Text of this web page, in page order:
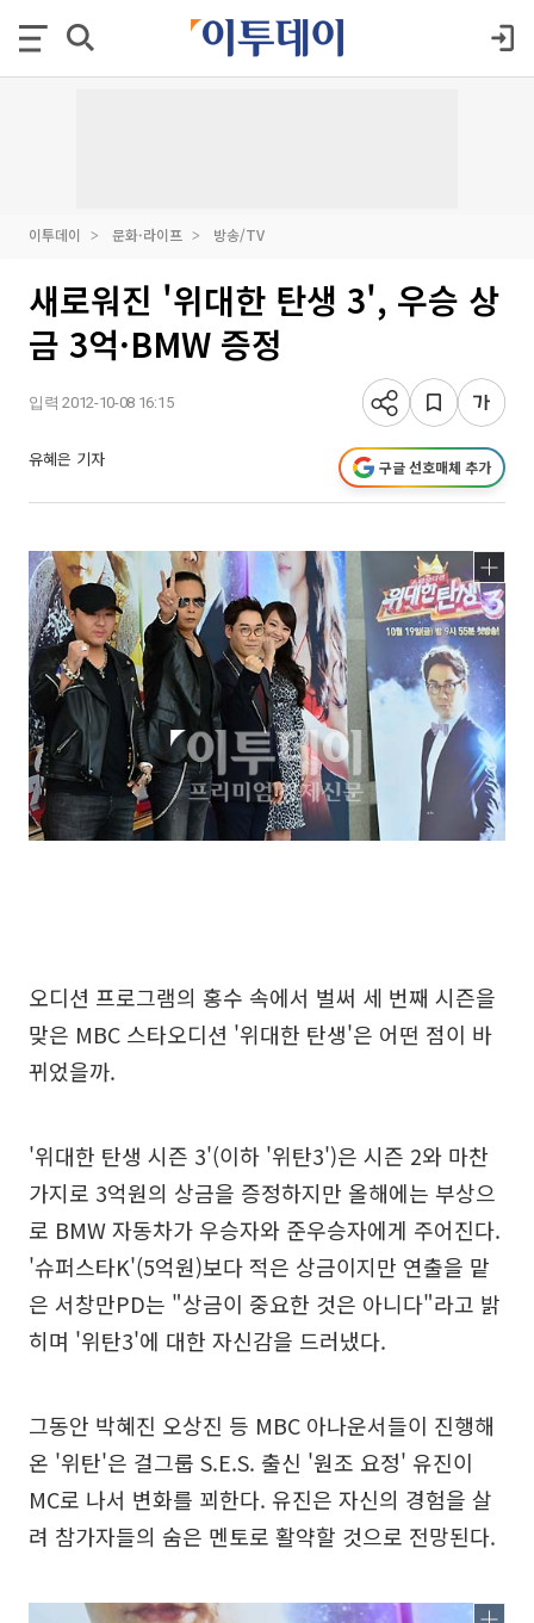
이투데이 문화·라이프 방송/TV
새로워진 '위대한 탄생 3', 우승 상
금 3억·BMW 증정
입력 2012-10-08 16:15
유혜은 기자 구글 선호매체 추가
오디션 프로그램의 홍수 속에서 벌써 세 번째 시즌을
맞은 MBC 스타오디션 '위대한 탄생'은 어떤 점이 바
뀌었을까.
'위대한 탄생 시즌 3'(이하 '위탄3')은 시즌 2와 마찬
가지로 3억원의 상금을 증정하지만 올해에는 부상으
로 BMW 자동차가 우승자와 준우승자에게 주어진다.
'슈퍼스타K'(5억원)보다 적은 상금이지만 연출을 맡
은 서창만PD는 "상금이 중요한 것은 아니다"라고 밝
히며 '위탄3'에 대한 자신감을 드러냈다.
그동안 박혜진 오상진 등 MBC 아나운서들이 진행해
온 '위탄'은 걸그룹 S.E.S. 출신 '원조 요정' 유진이
MC로 나서 변화를 꾀한다. 유진은 자신의 경험을 살
려 참가자들의 숨은 멘토로 활약할 것으로 전망된다.